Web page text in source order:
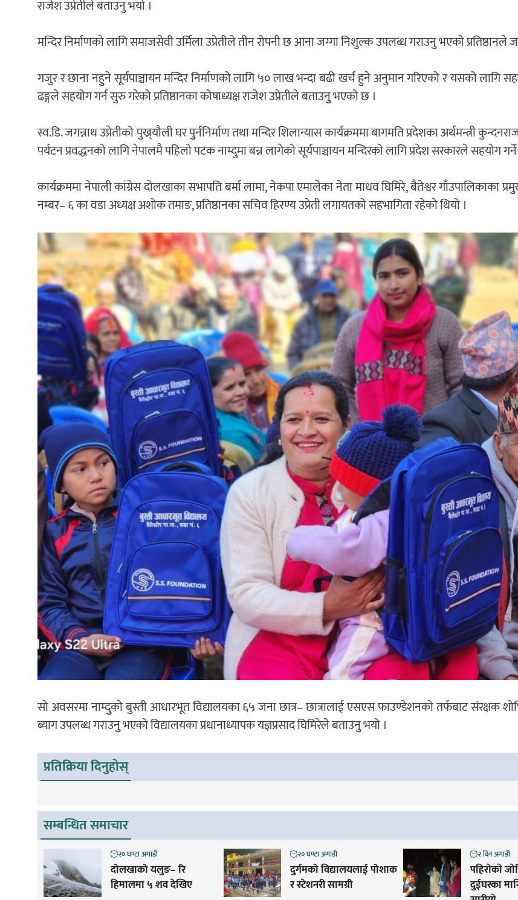
राजेश उप्रेतीले बताउनु भयो ।
मन्दिर निर्माणको लागि समाजसेवी उर्मिला उप्रेतीले तीन रोपनी छ आना जग्गा निशुल्क उपलब्ध गराउनु भएको प्रतिष्ठानले
गजुर र छाना नहुुने सूर्यपाञ्चायन मन्दिर निर्माणको लागि ५० लाख भन्दा बढी खर्च हुने अनुमान गरिएको र यसको लागि
ढङ्गले सहयोग गर्न सुरु गरेको प्रतिष्ठानका कोषाध्यक्ष राजेश उप्रेतीले बताउनुु भएको छ ।
स्व.डि. जगन्नाथ उप्रेतीको पुख्र्यौली घर पुुर्ननिर्माण तथा मन्दिर शिलान्यास कार्यक्रममा बागमति प्रदेशका अर्थमन्त्री
पर्यटन प्रवद्धनको लागि नेपालमै पहिलो पटक नाम्दुमा बन्न लागेको सूर्यपाञ्चायन मन्दिरको लागि प्रदेश सरकारले सहयोग
कार्यक्रममा नेपाली कांग्रेस दोलखाका सभापति बर्मा लामा, नेकपा एमालेका नेता माधव घिमिरे, बैतेश्वर गाँउपालिकाका
नम्बर– ६ का वडा अध्यक्ष अशोक तमाङ, प्रतिष्ठानका सचिव हिरण्य उप्रेती लगायतको सहभागिता रहेको थियो ।
सो अवसरमा नाम्दुुको बुस्ती आधारभूत विद्यालयका ६५ जना छात्र– छात्रालाई एसएस फाउण्डेशनको तर्फबाट संरक्षक
ब्याग उपलब्ध गराउनुु भएको विद्यालयका प्रधानाध्यापक यज्ञप्रसाद घिमिरेले बताउनुु भयो ।
प्रतिक्रिया दिनुहोस्
सम्बन्धित समाचार
दोलखाको यलुङ– रि
हिमालमा ५ शव देखिए
२० घण्टा अगाडी
दुर्गमको विद्यालयलाई पोशाक
र स्टेशनरी सामग्री
२० घण्टा अगाडी
पहिराेकाे
दुईघरका
२ दिन अगाडी